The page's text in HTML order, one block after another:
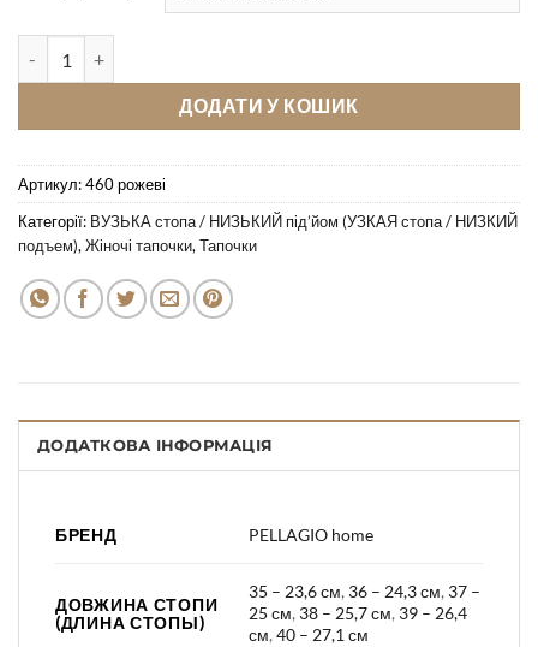
ДОДАТИ У КОШИК
Артикул:460 рожеві
Категорії: ВУЗЬКА стопа / НИЗЬКИЙ під’йом (УЗКАЯ стопа / НИЗКИЙ
подъем),Жіночі тапочки,Тапочки
ДОДАТКОВА ІНФОРМАЦІЯ
БРЕНД PELLAGIO home
ДОВЖИНА СТОПИ
(ДЛИНА СТОПЫ)
35 – 23,6 см, 36 – 24,3 см, 37 –
25 см, 38 – 25,7 см, 39 – 26,4
см,40 – 27,1 см